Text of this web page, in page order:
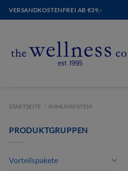
VERSANDKOSTENFREI AB €39,-
STARTSEITE / IMMUNSYSTEM
PRODUKTGRUPPEN
Vorteilspakete